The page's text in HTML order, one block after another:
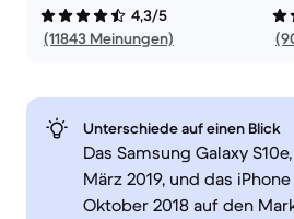
4,3/5
(11843 Meinungen)
Unterschiede auf einen Blick
Das Samsung Galaxy
März 2019, und das
Oktober 2018 auf den